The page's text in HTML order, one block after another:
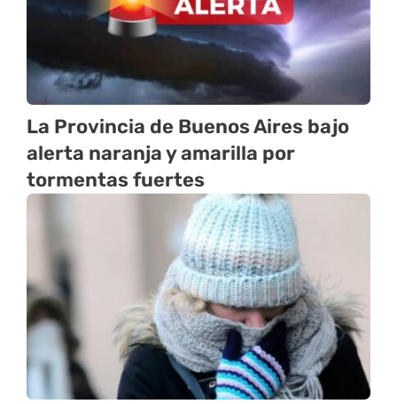
La Provincia de Buenos Aires bajo
alerta naranja y amarilla por
tormentas fuertes